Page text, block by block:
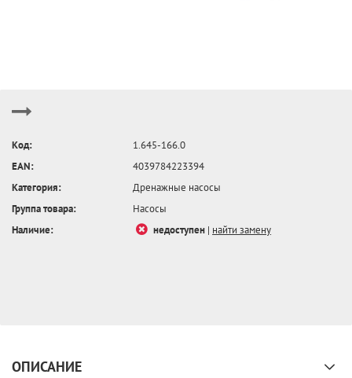
Код:
1.645-166.0
EAN:
4039784223394
Категория:
Дренажные насосы
Группа товара:
Насосы
Наличие:
недоступен | найти замену
ОПИСАНИЕ